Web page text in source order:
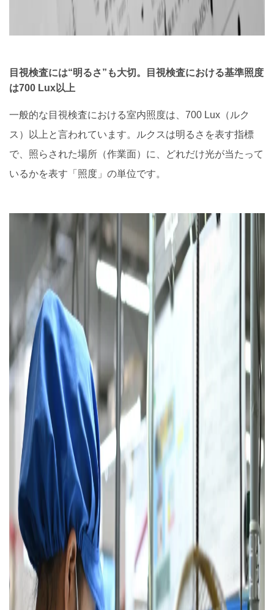
目視検査には“明るさ”も大切。目視検査における基準照度
は700 Lux以上
一般的な目視検査における室内照度は、700 Lux（ルク
ス）以上と言われています。ルクスは明るさを表す指標
で、照らされた場所（作業面）に、どれだけ光が当たって
いるかを表す「照度」の単位です。